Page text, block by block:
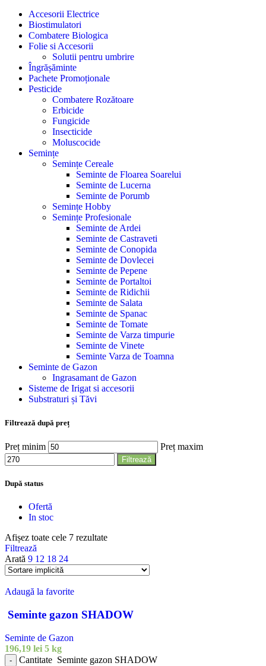
Accesorii Electrice
Biostimulatori
Combatere Biologica
Folie si Accesorii
Solutii pentru umbrire
Îngrășăminte
Pachete Promoționale
Pesticide
Combatere Rozătoare
Erbicide
Fungicide
Insecticide
Moluscocide
Semințe
Semințe Cereale
Seminte de Floarea Soarelui
Seminte de Lucerna
Seminte de Porumb
Semințe Hobby
Semințe Profesionale
Seminte de Ardei
Seminte de Castraveti
Seminte de Conopida
Seminte de Dovlecei
Seminte de Pepene
Seminte de Portaltoi
Seminte de Ridichii
Seminte de Salata
Seminte de Spanac
Seminte de Tomate
Seminte de Varza timpurie
Seminte de Vinete
Seminte Varza de Toamna
Seminte de Gazon
Ingrasamant de Gazon
Sisteme de Irigat si accesorii
Substraturi și Tăvi
Filtrează după preț
Preț minim Preț maxim
Filtrează
După status
Ofertă
In stoc
Afișez toate cele 7 rezultate
Filtrează
Arată 9 12 18 24
Adaugă la favorite
Seminte gazon SHADOW
Seminte de Gazon
196,19 lei 5 kg
- Cantitate Seminte gazon SHADOW